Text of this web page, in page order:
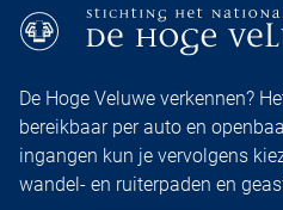
De Hoge Veluwe verkennen?
bereikbaar per auto en
ingangen kun je vervolgens
wandel- en ruiterpaden en